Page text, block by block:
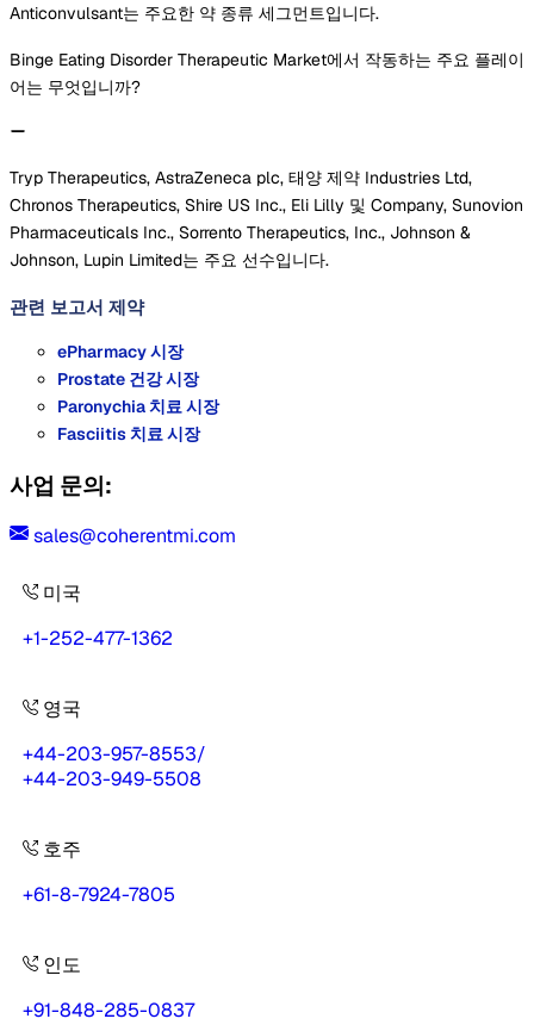
Anticonvulsant는 주요한 약 종류 세그먼트입니다.
Binge Eating Disorder Therapeutic Market에서 작동하는 주요 플레이
어는 무엇입니까?
Tryp Therapeutics, AstraZeneca plc, 태양 제약 Industries Ltd,
Chronos Therapeutics, Shire US Inc., Eli Lilly 및 Company, Sunovion
Pharmaceuticals Inc., Sorrento Therapeutics, Inc., Johnson &
Johnson, Lupin Limited는 주요 선수입니다.
관련 보고서 제약
ePharmacy 시장
Prostate 건강 시장
Paronychia 치료 시장
Fasciitis 치료 시장
사업 문의:
sales@coherentmi.com
미국
+1-252-477-1362
영국
+44-203-957-8553/
+44-203-949-5508
호주
+61-8-7924-7805
인도
+91-848-285-0837